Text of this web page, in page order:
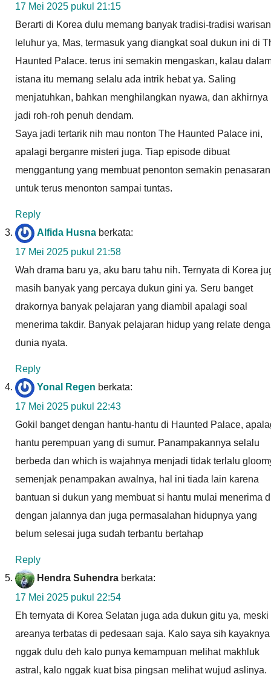
17 Mei 2025 pukul 21:15
Berarti di Korea dulu memang banyak tradisi-tradisi warisan
leluhur ya, Mas, termasuk yang diangkat soal dukun ini di
Haunted Palace. terus ini semakin mengaskan, kalau
istana itu memang selalu ada intrik hebat ya. Saling
menjatuhkan, bahkan menghilangkan nyawa, dan akhirnya
jadi roh-roh penuh dendam.
Saya jadi tertarik nih mau nonton The Haunted Palace ini,
apalagi berganre misteri juga. Tiap episode dibuat
menggantung yang membuat penonton semakin penasaran
untuk terus menonton sampai tuntas.
Reply
Alfida Husna berkata:
17 Mei 2025 pukul 21:58
Wah drama baru ya, aku baru tahu nih. Ternyata di Korea
masih banyak yang percaya dukun gini ya. Seru banget
drakornya banyak pelajaran yang diambil apalagi soal
menerima takdir. Banyak pelajaran hidup yang relate
dunia nyata.
Reply
Yonal Regen berkata:
17 Mei 2025 pukul 22:43
Gokil banget dengan hantu-hantu di Haunted Palace,
hantu perempuan yang di sumur. Panampakannya selalu
berbeda dan which is wajahnya menjadi tidak terlalu
semenjak penampakan awalnya, hal ini tiada lain karena
bantuan si dukun yang membuat si hantu mulai menerima
dengan jalannya dan juga permasalahan hidupnya yang
belum selesai juga sudah terbantu bertahap
Reply
Hendra Suhendra berkata:
17 Mei 2025 pukul 22:54
Eh ternyata di Korea Selatan juga ada dukun gitu ya, meski
areanya terbatas di pedesaan saja. Kalo saya sih kayaknya
nggak dulu deh kalo punya kemampuan melihat makhluk
astral, kalo nggak kuat bisa pingsan melihat wujud aslinya.